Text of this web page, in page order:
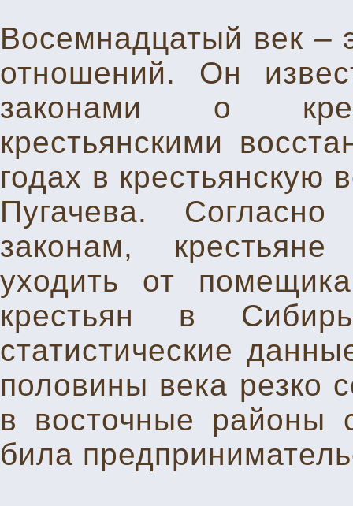
Восемнадцатый век –
отношений. Он
законами о
крестьянскими
годах в крестьянскую
Пугачева.
законам,
уходить от
крестьян в
статистические
половины века резко
в восточные районы
била